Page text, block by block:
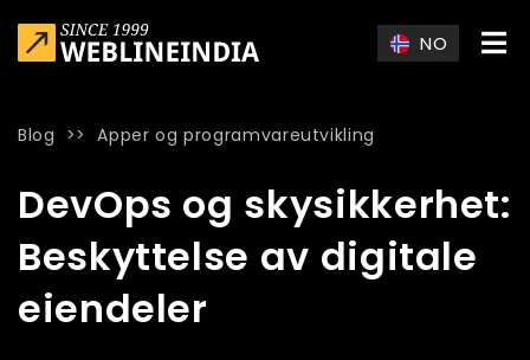
NO
Blog >>Apper og programvareutvikling
DevOps og skysikkerhet:
Beskyttelse av digitale
eiendeler